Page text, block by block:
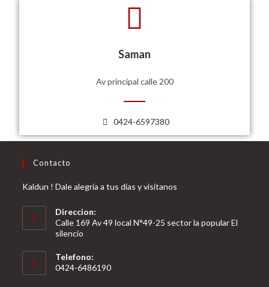
Saman
Av principal calle 200
0424-6597380
Contacto
Kaldun ! Dale alegría a tus días y visítanos
Direccion:
Calle 169 Av 49 local N°49-25 sector la popular El
silencio
Telefono:
0424-6486190